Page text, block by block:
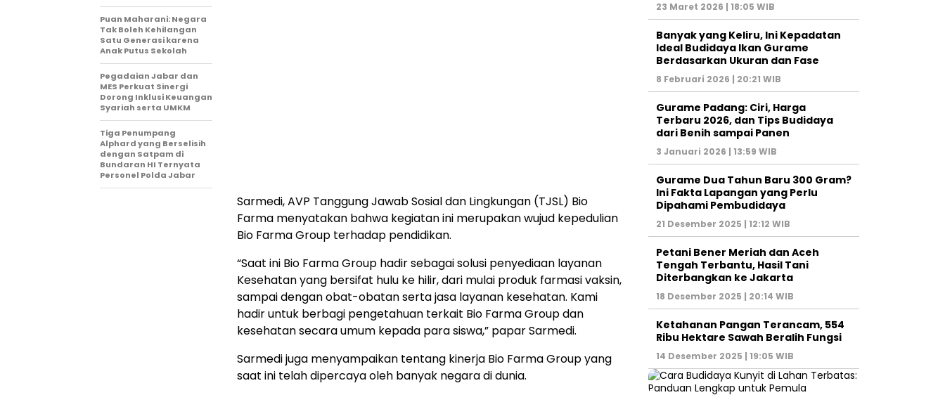
Sarmedi, AVP Tanggung Jawab Sosial dan Lingkungan (TJSL) Bio
Farma menyatakan bahwa kegiatan ini merupakan wujud kepedulian
Bio Farma Group terhadap pendidikan.
“Saat ini Bio Farma Group hadir sebagai solusi penyediaan layanan
Kesehatan yang bersifat hulu ke hilir, dari mulai produk farmasi vaksin,
sampai dengan obat-obatan serta jasa layanan kesehatan. Kami
hadir untuk berbagi pengetahuan terkait Bio Farma Group dan
kesehatan secara umum kepada para siswa,” papar Sarmedi.
Sarmedi juga menyampaikan tentang kinerja Bio Farma Group yang
saat ini telah dipercaya oleh banyak negara di dunia.
Puan Maharani: Negara
Tak Boleh Kehilangan
Satu Generasi karena
Anak Putus Sekolah
Pegadaian Jabar dan
MES Perkuat Sinergi
Dorong Inklusi Keuangan
Syariah serta UMKM
Tiga Penumpang
Alphard yang Berselisih
dengan Satpam di
Bundaran HI Ternyata
Personel Polda Jabar
23 Maret 2026 | 18:05 WIB
Banyak yang Keliru, Ini Kepadatan
Ideal Budidaya Ikan Gurame
Berdasarkan Ukuran dan Fase
8 Februari 2026 | 20:21 WIB
Gurame Padang: Ciri, Harga
Terbaru 2026, dan Tips Budidaya
dari Benih sampai Panen
3 Januari 2026 | 13:59 WIB
Gurame Dua Tahun Baru 300 Gram?
Ini Fakta Lapangan yang Perlu
Dipahami Pembudidaya
21 Desember 2025 | 12:12 WIB
Petani Bener Meriah dan Aceh
Tengah Terbantu, Hasil Tani
Diterbangkan ke Jakarta
18 Desember 2025 | 20:14 WIB
Ketahanan Pangan Terancam, 554
Ribu Hektare Sawah Beralih Fungsi
14 Desember 2025 | 19:05 WIB